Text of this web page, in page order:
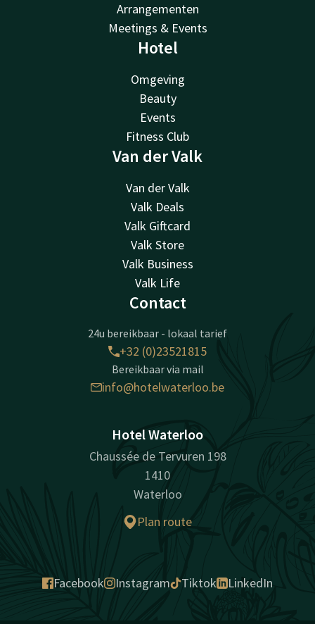
Arrangementen
Meetings & Events
Hotel
Omgeving
Beauty
Events
Fitness Club
Van der Valk
Van der Valk
Valk Deals
Valk Giftcard
Valk Store
Valk Business
Valk Life
Contact
24u bereikbaar - lokaal tarief
+32 (0)23521815
Bereikbaar via mail
info@hotelwaterloo.be
Hotel Waterloo
Chaussée de Tervuren 198
1410
Waterloo
Plan route
Facebook Instagram Tiktok LinkedIn